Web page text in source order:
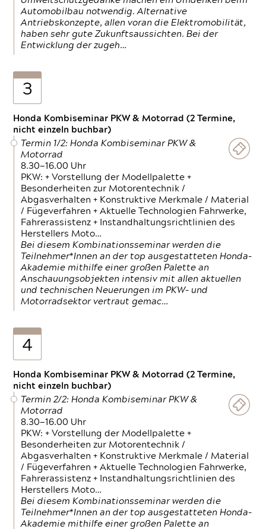
Automobilbau notwendig. Alternative
Antriebskonzepte, allen voran die Elektromobilität,
haben sehr gute Zukunftsaussichten. Bei der
Entwicklung der zugeh…
3
Honda Kombiseminar PKW & Motorrad (2 Termine,
nicht einzeln buchbar)
Termin 1/2: Honda Kombiseminar PKW &
Motorrad
8.30—16.00 Uhr
PKW: + Vorstellung der Modellpalette +
Besonderheiten zur Motorentechnik /
Abgasverhalten + Konstruktive Merkmale / Material
/ Fügeverfahren + Aktuelle Technologien Fahrwerke,
Fahrerassistenz + Instandhaltungsrichtlinien des
Herstellers Moto…
Bei diesem Kombinationsseminar werden die
Teilnehmer*Innen an der top ausgestatteten Honda-
Akademie mithilfe einer großen Palette an
Anschauungsobjekten intensiv mit allen aktuellen
und technischen Neuerungen im PKW- und
Motorradsektor vertraut gemac…
4
Honda Kombiseminar PKW & Motorrad (2 Termine,
nicht einzeln buchbar)
Termin 2/2: Honda Kombiseminar PKW &
Motorrad
8.30—16.00 Uhr
PKW: + Vorstellung der Modellpalette +
Besonderheiten zur Motorentechnik /
Abgasverhalten + Konstruktive Merkmale / Material
/ Fügeverfahren + Aktuelle Technologien Fahrwerke,
Fahrerassistenz + Instandhaltungsrichtlinien des
Herstellers Moto…
Bei diesem Kombinationsseminar werden die
Teilnehmer*Innen an der top ausgestatteten Honda-
Akademie mithilfe einer großen Palette an